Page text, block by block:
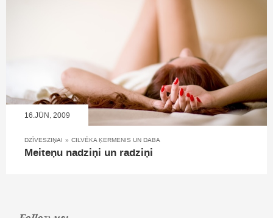
16.JŪN, 2009
DZĪVESZIŅAI » CILVĒKA ĶERMENIS UN DABA
Meiteņu nadziņi un radziņi